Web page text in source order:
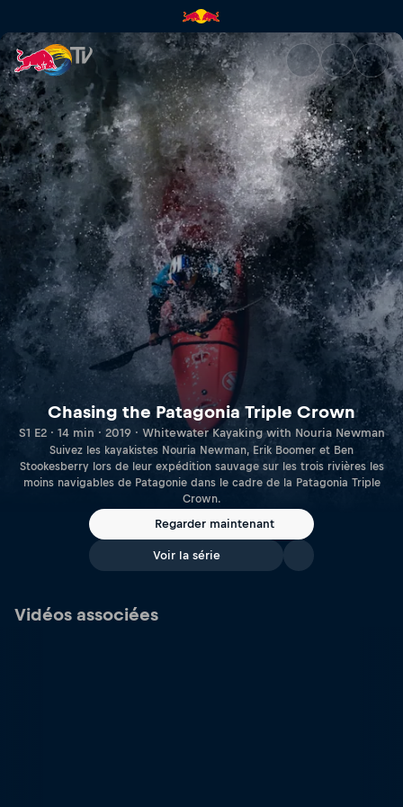
Chasing the Patagonia
Chasing the Patagonia Triple Crown
S1 E2 · 14 min · 2019 · Whitewater Kayaking with Nouria Newman
Suivez les kayakistes Nouria Newman, Erik Boomer et Ben
Stookesberry lors de leur expédition sauvage sur les trois rivières les
moins navigables de Patagonie dans le cadre de la Patagonia Triple
Crown.
Regarder maintenant
Voir la série
Vidéos associées